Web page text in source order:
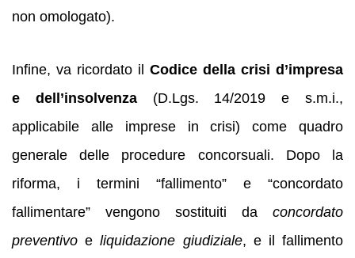
non omologato).
Infine, va ricordato il Codice della crisi d’impresa
e dell’insolvenza(D.Lgs. 14/2019 e s.m.i.,
applicabile alle imprese in crisi) come quadro
generale delle procedure concorsuali. Dopo la
riforma, i termini “fallimento” e “concordato
fallimentare” vengono sostituiti da concordato
preventivo eliquidazione giudiziale, e il fallimento